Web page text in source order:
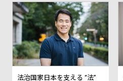
法治国家日本を支える “法”